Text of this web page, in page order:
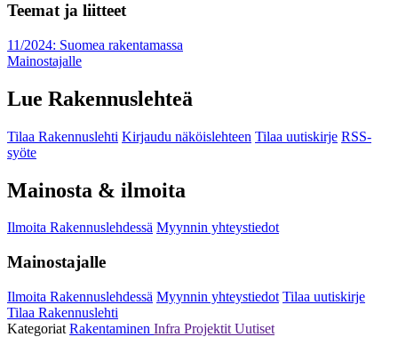
Teemat ja liitteet
11/2024: Suomea rakentamassa
Mainostajalle
Lue Rakennuslehteä
Tilaa Rakennuslehti Kirjaudu näköislehteen Tilaa uutiskirje RSS-
syöte
Mainosta & ilmoita
Ilmoita Rakennuslehdessä Myynnin yhteystiedot
Mainostajalle
Ilmoita Rakennuslehdessä Myynnin yhteystiedot Tilaa uutiskirje
Tilaa Rakennuslehti
Kategoriat Rakentaminen Infra Projektit Uutiset